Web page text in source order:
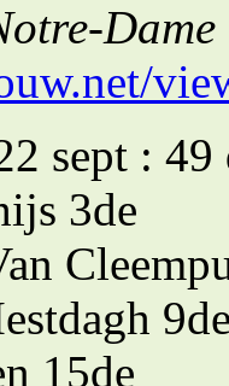
sept :
3de
15de